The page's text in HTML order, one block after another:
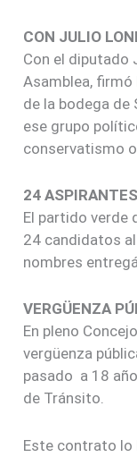
CON JULIO
Con el diputado
Asamblea, firmó
de la bodega de
ese grupo
conservatismo
24 ASPIRANTES
El partido verde
24 candidatos
nombres
VERGÜENZA
En pleno
vergüenza
pasado a 18
de Tránsito.
Este contrato lo